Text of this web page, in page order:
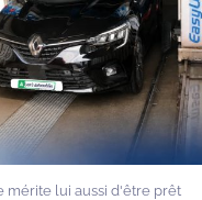
mérite lui aussi d'être prêt